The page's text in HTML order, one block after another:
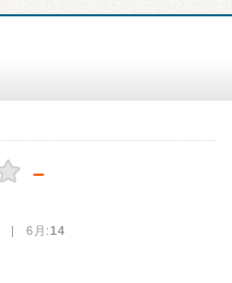
－
| 6月:14